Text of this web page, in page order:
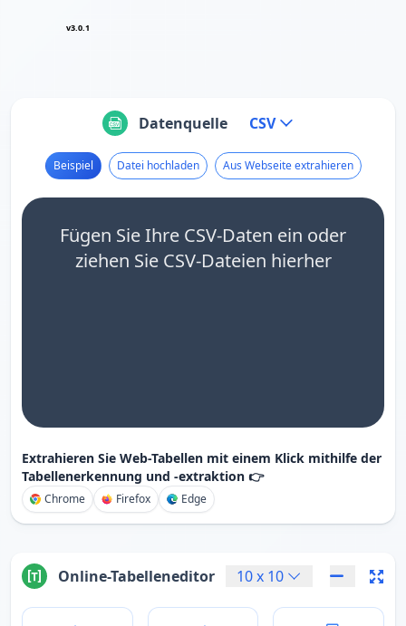
v3.0.1
Datenquelle CSV
Beispiel Datei hochladen Aus Webseite extrahieren
Fügen Sie Ihre CSV-Daten ein oder
ziehen Sie CSV-Dateien hierher
Extrahieren Sie Web-Tabellen mit einem Klick mithilfe der
Tabellenerkennung und -extraktion 👉
Chrome Firefox Edge
Online-Tabelleneditor 10x 10